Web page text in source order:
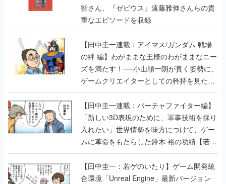
智さん、『ゼビウス』遠藤雅伸さんらの貴
重なエピソードを収録
【田中圭一連載：アイマス/ガンダム 戦場
の絆 編】わがままな王様のわがままなニー
ズを満たす！──小山順一朗が貫く姿勢に、
ゲームクリエイターとしての矜持を見た
【若ゲのいたり最終回】
【田中圭一連載：バーチャファイター編】
「新しい3D表現のために、軍事技術を採り
入れたい」世界情勢を味方につけて、ゲー
ムに革命をもたらした鈴木 裕の功績【若ゲ
のいたり】
【田中圭一：若ゲのいたり】ゲーム開発統
合環境「Unreal Engine」最新バージョン